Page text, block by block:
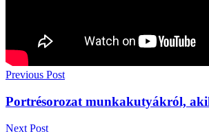
Previous Post
Portrésorozat munkakutyákról,
Next Post